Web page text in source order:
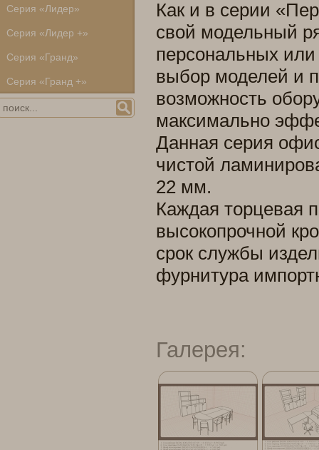
Серия «Лидер»
Серия «Лидер +»
Серия «Гранд»
Серия «Гранд +»
Как и в серии
свой модельный
персональных
выбор моделей и
возможность
максимально
Данная серия
чистой
22 мм.
Каждая торцевая
высокопрочной
срок службы
фурнитура
Галерея: